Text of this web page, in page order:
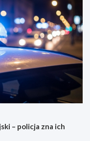
– policja zna ich